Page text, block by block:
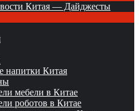
Китая — Дайджесты
напитки Китая
мебели в Китае
роботов в Китае